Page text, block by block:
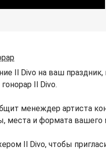
Il Divo на ваш праздник,
Il Divo.
менеждер артиста
места и формата вашего
Il Divo, чтобы